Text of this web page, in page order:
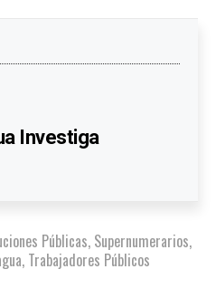
Investiga
Públicas, Supernumerarios,
, Trabajadores Públicos